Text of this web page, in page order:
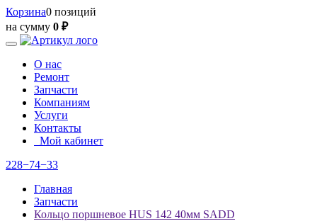
Корзина0 позиций
на сумму 0 ₽
О нас
Ремонт
Запчасти
Компаниям
Услуги
Контакты
Мой кабинет
228−74−33
Главная
Запчасти
Кольцо поршневое HUS 142 40мм SADD